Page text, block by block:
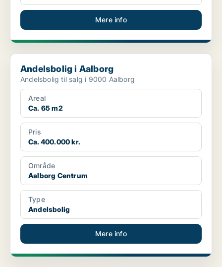
Mere info
Andelsbolig i Aalborg
Andelsbolig i Aalborg
Andelsbolig til salg i 9000 Aalborg
Areal
Ca. 65 m2
Pris
Ca. 400.000 kr.
Område
Aalborg Centrum
Type
Andelsbolig
Mere info